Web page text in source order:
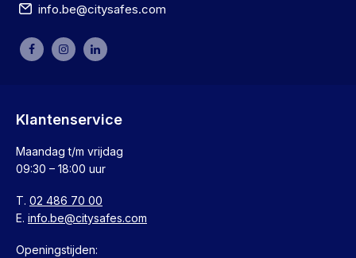
info.be@citysafes.com
Klantenservice
Maandag t/m vrijdag
09:30 – 18:00 uur
T. 02 486 70 00
E. info.be@citysafes.com
Openingstijden: